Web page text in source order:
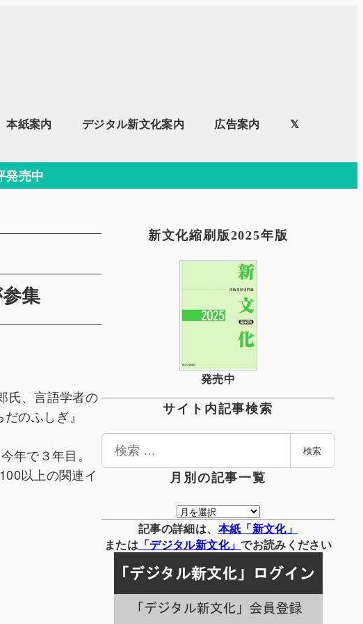
本紙案内 デジタル新文化案内 広告案内 𝕏
発売中
集
氏、言語学者の
のふしぎ』
年で３年目。
以上の関連イ
新文化縮刷版2025年版
発売中
サイト内記事検索
検
検索
月別の記事一覧
月
別
の
事
一
覧
記事の詳細は、 本紙「新文化」
または 「デジタル新文化」でお読みください